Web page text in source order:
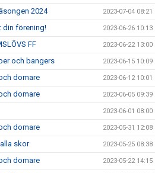
2024 2023-07-04 08:21
din förening! 2023-06-26 10:13
FF 2023-06-22 13:00
och bangers 2023-06-15 10:09
domare 2023-06-12 10:01
domare 2023-06-05 09:39
2023-06-01 08:00
domare 2023-05-31 12:08
skor 2023-05-25 08:38
domare 2023-05-22 14:15